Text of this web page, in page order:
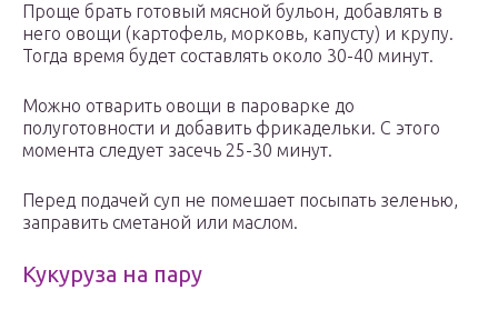
Проще брать готовый мясной бульон, добавлять в
него овощи (картофель, морковь, капусту) и крупу.
Тогда время будет составлять около 30-40 минут.
Можно отварить овощи в пароварке до
полуготовности и добавить фрикадельки. С этого
момента следует засечь 25-30 минут.
Перед подачей суп не помешает посыпать зеленью,
заправить сметаной или маслом.
Кукуруза на пару